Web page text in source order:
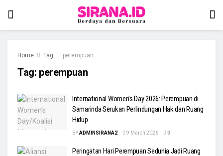
Home Tag perempuan
Tag: perempuan
International Women’s Day 2026: Perempuan di
Samarinda Serukan Perlindungan Hak dan Ruang
Hidup
BYADMINSIRANA2 9 March 2026 0
Peringatan Hari Perempuan Sedunia Jadi Ruang